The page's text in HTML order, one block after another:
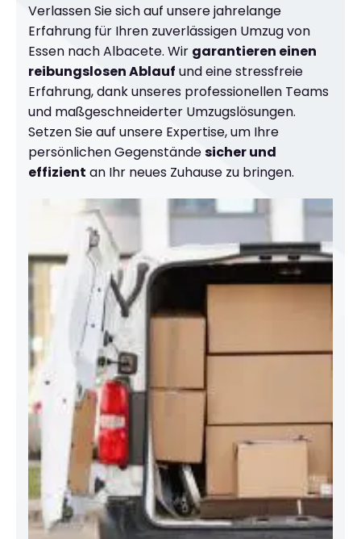
Verlassen Sie sich auf unsere jahrelange
Erfahrung für Ihren zuverlässigen Umzug von
Essen nach Albacete. Wir garantieren einen
reibungslosen Ablauf und eine stressfreie
Erfahrung, dank unseres professionellen Teams
und maßgeschneiderter Umzugslösungen.
Setzen Sie auf unsere Expertise, um Ihre
persönlichen Gegenständesicher und
effizient an Ihr neues Zuhause zu bringen.